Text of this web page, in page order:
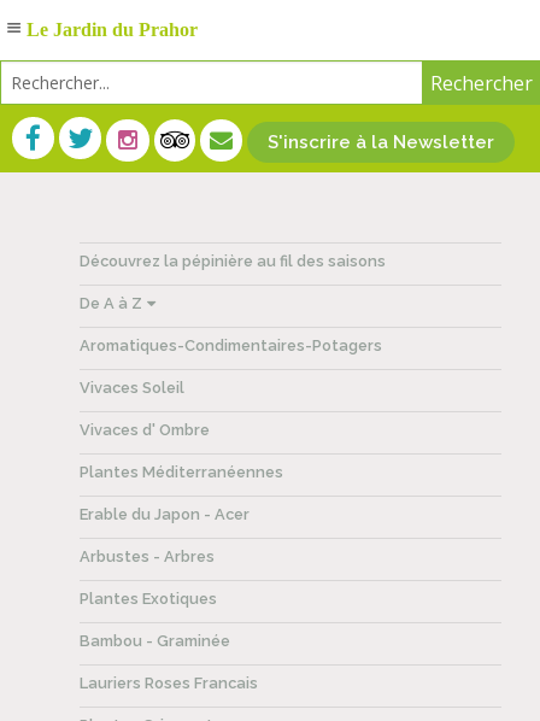
S'inscrire à la Newsletter
Découvrez la pépinière au fil des saisons
De A à Z
Aromatiques-Condimentaires-Potagers
Vivaces Soleil
Vivaces d' Ombre
Plantes Méditerranéennes
Erable du Japon - Acer
Arbustes - Arbres
Plantes Exotiques
Bambou - Graminée
Lauriers Roses Francais
Le Jardin du Prahor